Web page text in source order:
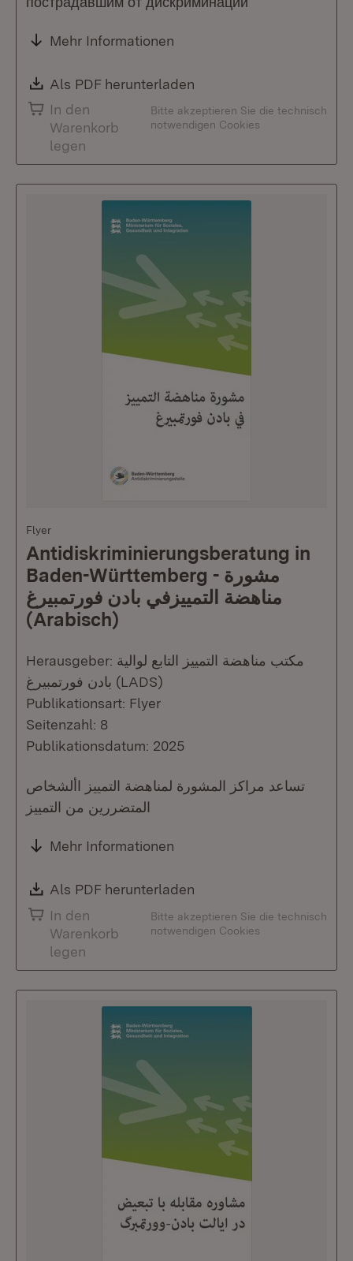
Mehr Informationen
Download:
Als PDF herunterladen
In den
Warenkorb
legen
Bitte akzeptieren Sie die technisch
notwendigen Cookies
Flyer
Antidiskriminierungsberatung in
Baden-Württemberg - مشورة
مناهضة التمييزفي بادن فورتمبيرغ
(Arabisch)
Herausgeber: مكتب مناهضة التمييز التابع لوالية
بادن فورتمبيرغ (LADS)
Publikationsart: Flyer
Seitenzahl: 8
Publikationsdatum: 2025
تساعد مراكز المشورة لمناهضة التمييز األشخاص
المتضررين من التمييز
Mehr Informationen
Download:
Als PDF herunterladen
In den
Warenkorb
legen
Bitte akzeptieren Sie die technisch
notwendigen Cookies